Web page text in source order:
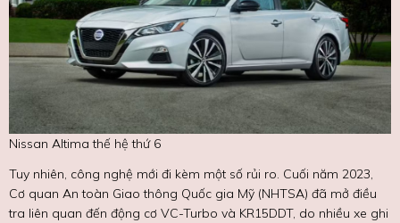
Nissan Altima thế hệ thứ 6
Tuy nhiên, công nghệ mới đi kèm một số rủi ro. Cuối năm 2023,
Cơ quan An toàn Giao thông Quốc gia Mỹ (NHTSA) đã mở điều
tra liên quan đến động cơ VC-Turbo và KR15DDT, do nhiều xe ghi